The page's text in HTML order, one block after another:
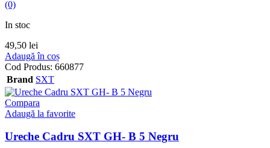
(0)
In stoc
49,50 lei
Adaugă în coș
Cod Produs: 660877
Brand SXT
Compara
Adaugă la favorite
Ureche Cadru SXT GH- B 5 Negru